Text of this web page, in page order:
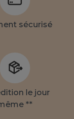
sécurisé
le jour
**